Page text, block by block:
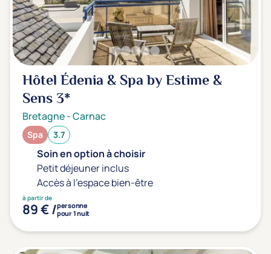
Hôtel Édenia & Spa by Estime &
Sens3*
Bretagne-Carnac
Spa 3.7
Soin en option à choisir
Petit déjeuner inclus
Accès à l'espace bien-être
à partir de
89 € /personne
pour 1 nuit